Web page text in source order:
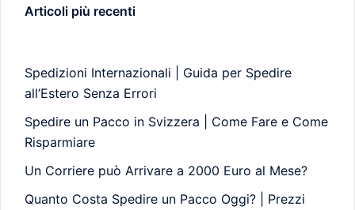
Articoli più recenti
Spedizioni Internazionali | Guida per Spedire
all’Estero Senza Errori
Spedire un Pacco in Svizzera | Come Fare e Come
Risparmiare
Un Corriere può Arrivare a 2000 Euro al Mese?
Quanto Costa Spedire un Pacco Oggi? | Prezzi